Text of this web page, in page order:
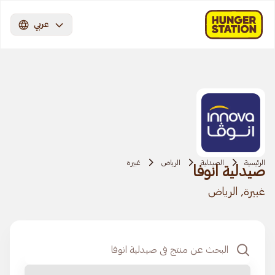
عربي
الرئيسية الصيدلية الرياض غبيرة
صيدلية انوفا
غبيرة, الرياض